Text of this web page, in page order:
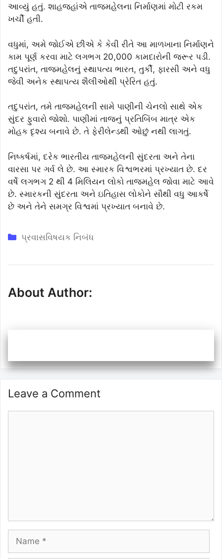
આવ્યું હતું. શાહજહાંએ તાજમહેલના નિર્માણમાં મોટી રકમ
ખર્ચી હતી.
વધુમાં, અમે જોઈએ છીએ કે કેવી રીતે આ માળખાના નિર્માણને
કામ પૂર્ણ કરવા માટે લગભગ 20,000 કામદારોની જરૂર પડી.
તદુપરાંત, તાજમહેલનું સ્થાપત્ય ભારત, તુર્કી, ફારસી અને વધુ
જેવી અનેક સ્થાપત્ય શૈલીઓથી પ્રેરિત હતું.
તદુપરાંત, તમે તાજમહેલની સામે પાણીની ચેનલો સાથે એક
સુંદર ફુવારો જોશો. પાણીમાં તાજનું પ્રતિબિંબ માત્ર એક
મોહક દૃશ્ય બનાવે છે. તે ફેરીલેન્ડથી ઓછું નથી લાગતું.
નિષ્કર્ષમાં, દરેક ભારતીય તાજમહેલની સુંદરતા અને તેના
વારસા પર ગર્વ લે છે. આ સ્મારક વિશ્વભરમાં પ્રખ્યાત છે. દર
વર્ષે લગભગ 2 થી 4 મિલિયન લોકો તાજમહેલ જોવા માટે આવે
છે. સ્મારકની સુંદરતા અને ઇતિહાસ લોકોને સૌથી વધુ આકર્ષે
છે અને તેને સમગ્ર વિશ્વમાં પ્રખ્યાત બનાવે છે.
Categories
પ્રવાસવિષયક નિબંધ
About Author:
Leave a Comment
Name